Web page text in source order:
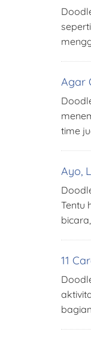
Agar
time
Ayo,
Tentu
11